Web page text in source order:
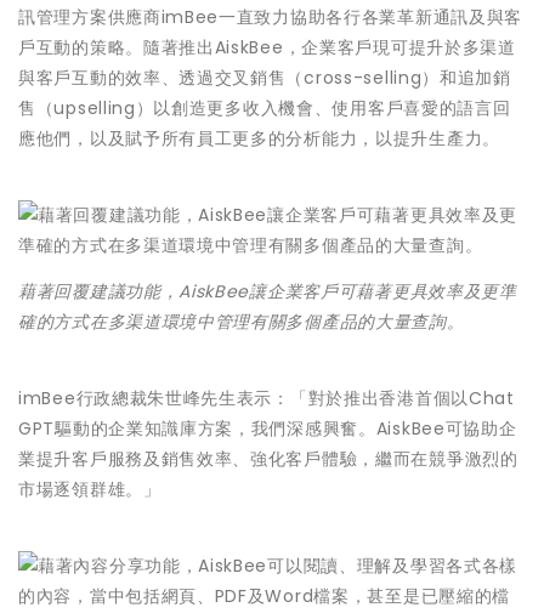
訊管理方案供應商imBee一直致力協助各行各業革新通訊及與客
戶互動的策略。隨著推出AiskBee，企業客戶現可提升於多渠道
與客戶互動的效率、透過交叉銷售（cross-selling）和追加銷
售（upselling）以創造更多收入機會、使用客戶喜愛的語言回
應他們，以及賦予所有員工更多的分析能力，以提升生產力。
藉著回覆建議功能，AiskBee讓企業客戶可藉著更具效率及更準
確的方式在多渠道環境中管理有關多個產品的大量查詢。
imBee行政總裁朱世峰先生表示：「對於推出香港首個以Chat
GPT驅動的企業知識庫方案，我們深感興奮。AiskBee可協助企
業提升客戶服務及銷售效率、強化客戶體驗，繼而在競爭激烈的
市場逐領群雄。」